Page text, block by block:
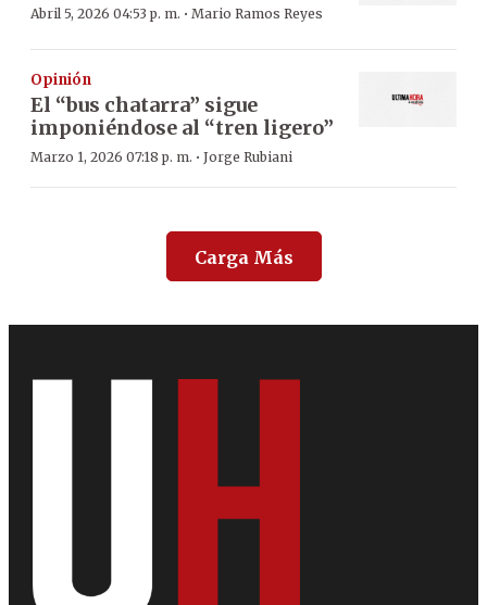
Abril 5, 2026 04:53 p. m. · Mario Ramos Reyes
Opinión
El “bus chatarra” sigue
imponiéndose al “tren ligero”
Marzo 1, 2026 07:18 p. m. · Jorge Rubiani
Carga Más